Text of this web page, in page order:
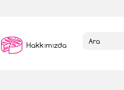
Hakkımızda